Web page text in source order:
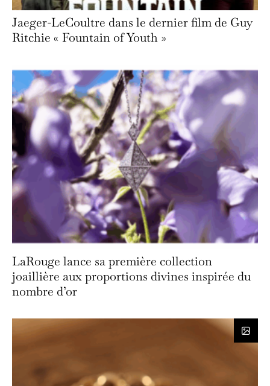
Jaeger-LeCoultre dans le dernier film de Guy
Ritchie « Fountain of Youth »
LaRouge lance sa première collection
joaillière aux proportions divines inspirée du
nombre d’or